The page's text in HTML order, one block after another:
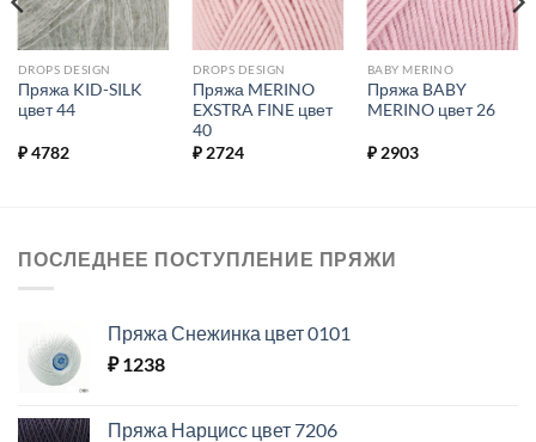
DROPS DESIGN
Пряжа KID-SILK
цвет 44
₽4782
DROPS DESIGN
Пряжа MERINO
EXSTRA FINE цвет
40
₽2724
BABY MERINO
Пряжа BABY
MERINO цвет 26
₽2903
ПОСЛЕДНЕЕ ПОСТУПЛЕНИЕ ПРЯЖИ
Пряжа Снежинка цвет 0101
₽1238
Пряжа Нарцисс цвет 7206